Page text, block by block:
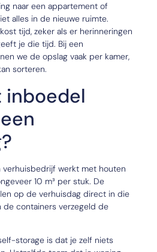
naar een appartement of
alles in de nieuwe ruimte.
tijd, zeker als er herinneringen
je die tijd. Bij een
we de opslag vaak per kamer,
sorteren.
inboedel
verhuisbedrijf werkt met houten
10 m³ per stuk. De
op de verhuisdag direct in die
de containers verzegeld de
storage is dat je zelf niets